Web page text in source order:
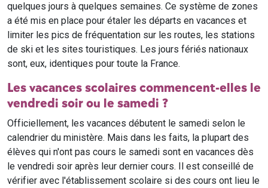
quelques jours à quelques semaines. Ce système de zones
a été mis en place pour étaler les départs en vacances et
limiter les pics de fréquentation sur les routes, les stations
de ski et les sites touristiques. Les jours fériés nationaux
sont, eux, identiques pour toute la France.
Les vacances scolaires commencent-elles le
vendredi soir ou le samedi ?
Officiellement, les vacances débutent le samedi selon le
calendrier du ministère. Mais dans les faits, la plupart des
élèves qui n'ont pas cours le samedi sont en vacances dès
le vendredi soir après leur dernier cours. Il est conseillé de
vérifier avec l'établissement scolaire si des cours ont lieu le